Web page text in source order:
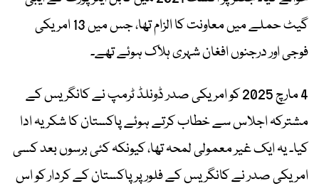
گیٹ حملے میں معاونت کا الزام تھا، جس میں 13 امریکی
فوجی اور درجنوں افغان شہری ہلاک ہوئے تھے۔
4 مارچ 2025 کو امریکی صدر ڈونلڈ ٹرمپ نے کانگریس کے
مشترکہ اجلاس سے خطاب کرتے ہوئے پاکستان کا شکریہ ادا
کیا۔ یہ ایک غیر معمولی لمحہ تھا، کیونکہ کئی برسوں بعد کسی
امریکی صدر نے کانگریس کے فلور پر پاکستان کے کردار کو اس